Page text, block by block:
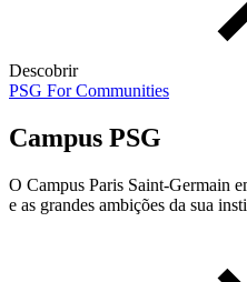
Descobrir
PSG For Communities
Campus PSG
O Campus Paris Saint-Germain
e as grandes ambições da sua